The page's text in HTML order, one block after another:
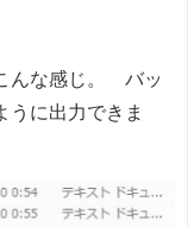
んな感じ。 バッ
うに出力できま